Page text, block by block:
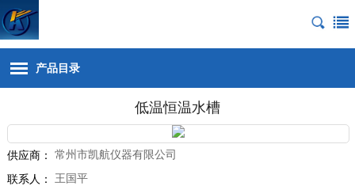
产品目录
低温恒温水槽
供应商： 常州市凯航仪器有限公司
联系人： 王国平